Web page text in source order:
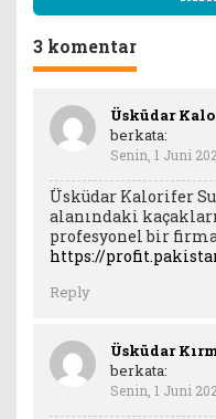
3 komentar
Üsküdar
berkata:
Senin, 1 Juni
Üsküdar Kalorifer
alanındaki
profesyonel bir
https://
Reply
Üsküdar
berkata:
Senin, 1 Juni